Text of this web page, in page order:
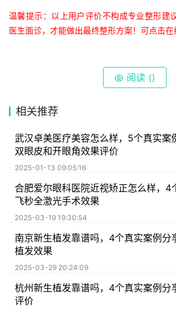
温馨提示：以上用户评价不构成专业整形建
医生面诊，才能做出最终整形方案！可点击在
阅读 ()
相关推荐
武汉卓美医疗美容怎么样，5个真实案
双眼皮和开眼角效果评价
2025-01-13 09:05:16
合肥爱尔眼科医院近视矫正怎么样，4
飞秒全激光手术效果
2025-03-19 19:30:54
南京新生植发靠谱吗，4个真实案例分
植发效果
2025-03-29 20:24:09
杭州新生植发靠谱吗，4个真实案例分
评价